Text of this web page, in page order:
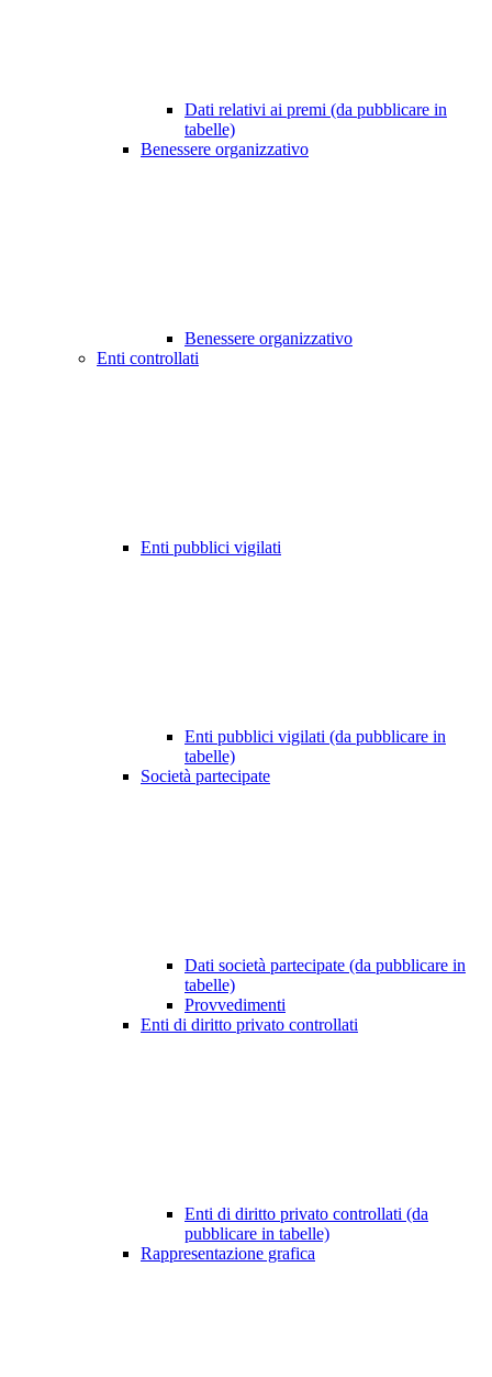
Dati relativi ai premi (da pubblicare in
tabelle)
Benessere organizzativo
Benessere organizzativo
Enti controllati
Enti pubblici vigilati
Enti pubblici vigilati (da pubblicare in
tabelle)
Società partecipate
Dati società partecipate (da pubblicare in
tabelle)
Provvedimenti
Enti di diritto privato controllati
Enti di diritto privato controllati (da
pubblicare in tabelle)
Rappresentazione grafica